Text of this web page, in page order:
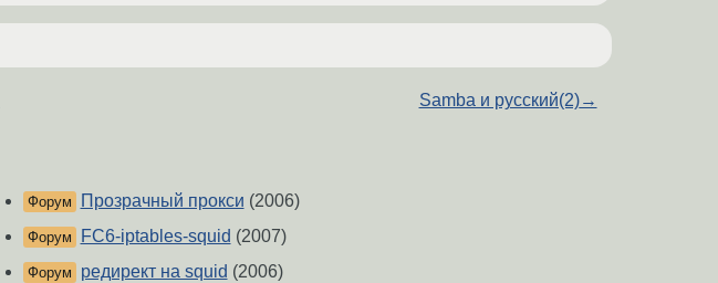
Samba и русский(2)→
Форум Прозрачный прокси (2006)
Форум FC6-iptables-squid (2007)
Форум редирект на squid (2006)